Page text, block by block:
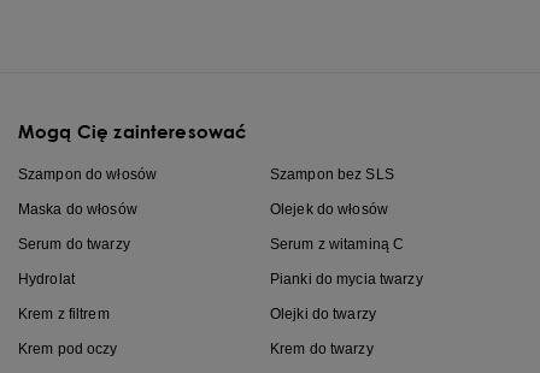
Mogą Cię zainteresować
Szampon do włosów Szampon bez SLS
Maska do włosów Olejek do włosów
Serum do twarzy Serum z witaminą C
Hydrolat Pianki do mycia twarzy
Krem z filtrem Olejki do twarzy
Krem pod oczy Krem do twarzy